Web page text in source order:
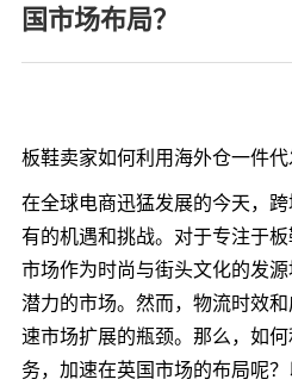
国市场布局？
板鞋卖家如何利用海外仓一件代
在全球电商迅猛发展的今天，
有的机遇和挑战。对于专注于
市场作为时尚与街头文化的发
潜力的市场。然而，物流时效
速市场扩展的瓶颈。那么，如
务，加速在英国市场的布局呢